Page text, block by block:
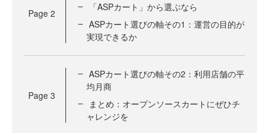
Page 2
「ASPカート」から選ぶなら
ASPカート選びの軸その1：運営の目的が
実現できるか
Page 3
ASPカート選びの軸その2：利用店舗の平
均月商
まとめ：オープンソースカートにぜひチ
ャレンジを